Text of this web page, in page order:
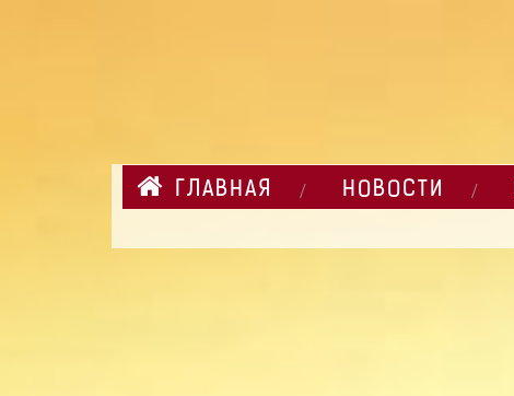
ГЛАВНАЯ НОВОСТИ